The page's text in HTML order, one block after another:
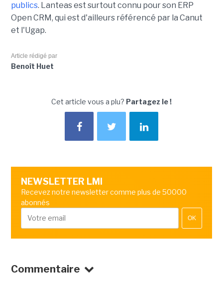
publics. Lanteas est surtout connu pour son ERP
Open CRM, qui est d'ailleurs référencé par la Canut
et l'Ugap.
Article rédigé par
Benoît Huet
Cet article vous a plu? Partagez le !
NEWSLETTER LMI
Recevez notre newsletter comme plus de 50000
abonnés
OK
Commentaire